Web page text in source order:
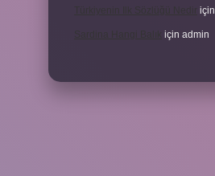
için
için admin